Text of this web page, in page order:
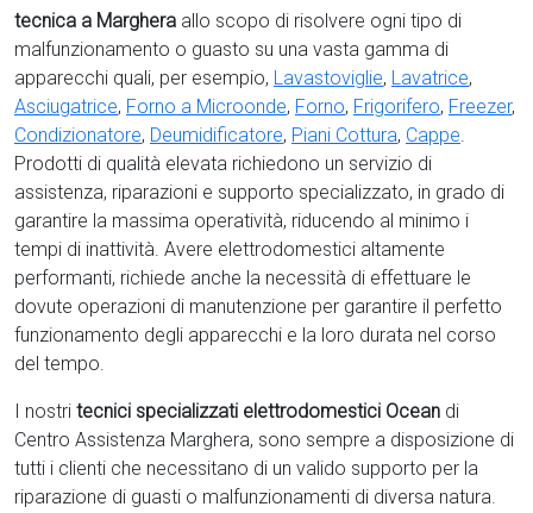
tecnica a Marghera allo scopo di risolvere ogni tipo di
malfunzionamento o guasto su una vasta gamma di
apparecchi quali, per esempio, Lavastoviglie, Lavatrice,
Asciugatrice, Forno a Microonde, Forno, Frigorifero, Freezer,
Condizionatore, Deumidificatore, Piani Cottura, Cappe.
Prodotti di qualità elevata richiedono un servizio di
assistenza, riparazioni e supporto specializzato, in grado di
garantire la massima operatività, riducendo al minimo i
tempi di inattività. Avere elettrodomestici altamente
performanti, richiede anche la necessità di effettuare le
dovute operazioni di manutenzione per garantire il perfetto
funzionamento degli apparecchi e la loro durata nel corso
del tempo.
I nostri tecnici specializzati elettrodomestici Ocean di
Centro Assistenza Marghera, sono sempre a disposizione di
tutti i clienti che necessitano di un valido supporto per la
riparazione di guasti o malfunzionamenti di diversa natura.